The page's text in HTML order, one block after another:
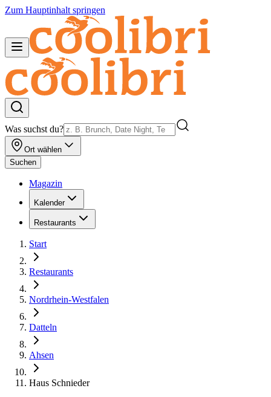
Zum Hauptinhalt springen
Was suchst du?
Ort wählen
Suchen
Magazin
Kalender
Restaurants
Start
Restaurants
Nordrhein-Westfalen
Datteln
Ahsen
Haus Schnieder